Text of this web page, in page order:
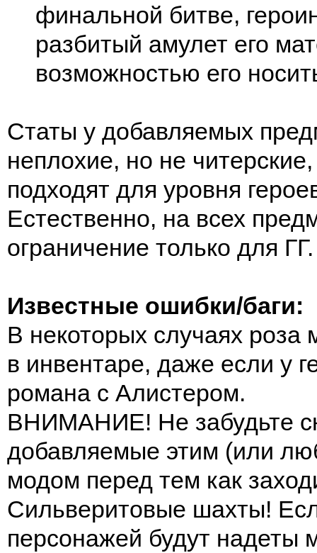
финальной битве,
разбитый амулет его
возможностью его
Статы у добавляемых
неплохие, но не
подходят для уровня
Естественно, на всех
ограничение только для
Известные ошибки/баги:
В некоторых случаях роза
в инвентаре, даже если у
романа с Алистером.
ВНИМАНИЕ! Не забудьте
добавляемые этим (или
модом перед тем как
Сильверитовые шахты!
персонажей будут надеты